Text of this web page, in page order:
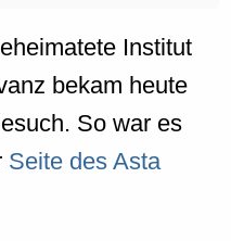
Institut
bekam heute
So war es
Seite des Asta